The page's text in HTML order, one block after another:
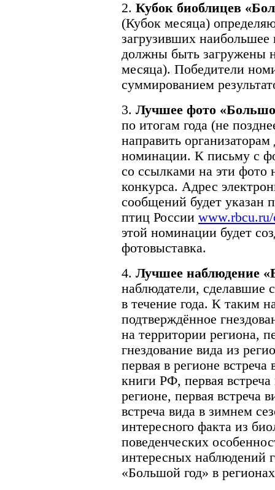
2. Кубок биоблицев
(Кубок месяца)
загрузивших наибольшее
должны быть загружены
месяца). Победители
суммированием
3. Лучшее фото
по итогам года (не
направить
номинации. К письму с
со ссылками на эти фото
конкурса. Адрес
сообщений будет указан
птиц России
этой номинации будет
фотовыставка.
4. Лучшее наблюдение
наблюдатели, сделавшие
в течение года. К таким
подтверждённое
на территории региона,
гнездование вида из
первая в регионе
книги РФ, первая
регионе, первая встреча
встреча вида в зимнем
интересного факта из
поведенческих
интересных наблюдений
«Большой год» в